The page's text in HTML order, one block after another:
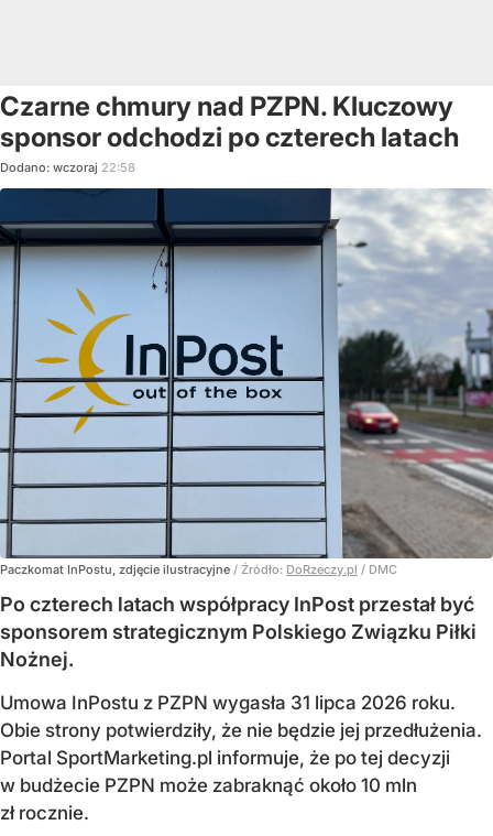
Czarne chmury nad PZPN. Kluczowy
sponsor odchodzi po czterech latach
Dodano: wczoraj 22:58
Paczkomat InPostu, zdjęcie ilustracyjne / Źródło: DoRzeczy.pl / DMC
Po czterech latach współpracy InPost przestał być
sponsorem strategicznym Polskiego Związku Piłki
Nożnej.
Umowa InPostu z PZPN wygasła 31 lipca 2026 roku.
Obie strony potwierdziły, że nie będzie jej przedłużenia.
Portal SportMarketing.pl informuje, że po tej decyzji
w budżecie PZPN może zabraknąć około 10 mln
zł rocznie.